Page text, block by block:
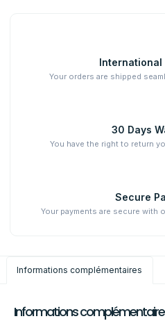
International
Your orders are shipped
30 Days
You have the right to return
Secure
Your payments are secure with
Informations complémentaires
Informations